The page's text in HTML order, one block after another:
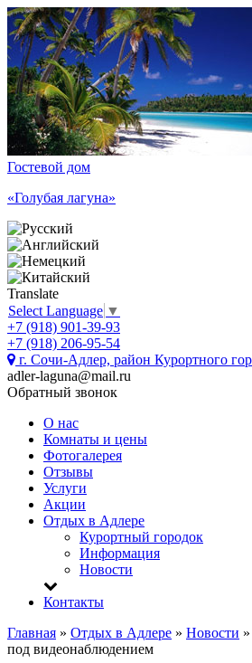
Гостевой дом
«Голубая лагуна»
Translate
Select Language ▼
+7 (918) 901-39-93
+7 (918) 206-95-54
г. Сочи-Адлер, район Курортного
adler-laguna@mail.ru
Обратный звонок
О нас
Комнаты и цены
Фотогалерея
Отзывы
Услуги
Акции
Отдых в Адлере
Курортный городок
Информация
Новости
Контакты
Главная » Отдых в Адлере » Новости »
под видеонаблюдением